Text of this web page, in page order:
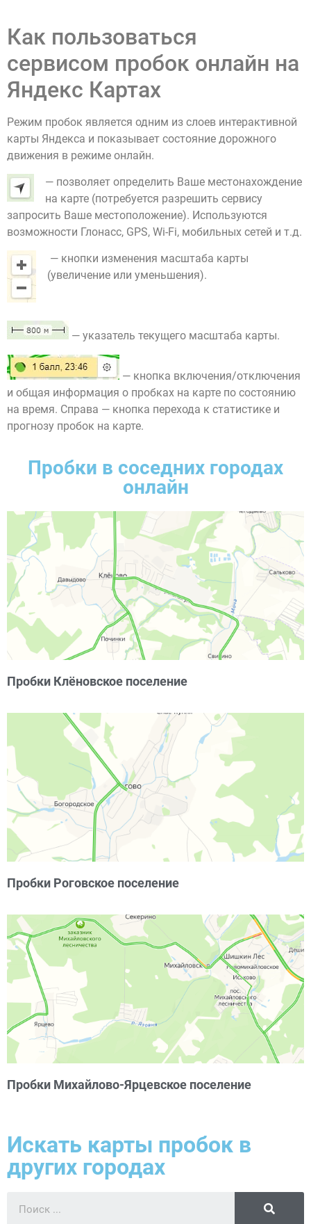
Как пользоваться
сервисом пробок онлайн на
Яндекс Картах
Режим пробок является одним из слоев интерактивной
карты Яндекса и показывает состояние дорожного
движения в режиме онлайн.
— позволяет определить Ваше местонахождение
на карте (потребуется разрешить сервису
запросить Ваше местоположение). Используются
возможности Глонасс, GPS, Wi-Fi, мобильных сетей и т.д.
— кнопки изменения масштаба карты
(увеличение или уменьшения).
— указатель текущего масштаба карты.
— кнопка включения/отключения
и общая информация о пробках на карте по состоянию
на время. Справа — кнопка перехода к статистике и
прогнозу пробок на карте.
Пробки в соседних городах
онлайн
Пробки Клёновское поселение
Пробки Роговское поселение
Пробки Михайлово-Ярцевское поселение
Искать карты пробок в
других городах